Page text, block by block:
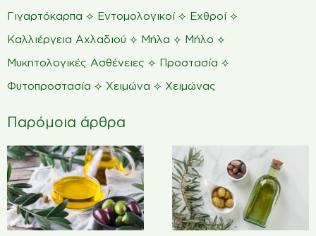
Γιγαρτόκαρπα ⟡ Εντομολογικοί⟡ Εχθροί⟡
Καλλιέργεια Αχλαδιού ⟡ Μήλα ⟡ Μήλο ⟡
Μυκητολογικές Ασθένειες ⟡ Προστασία ⟡
Φυτοπροστασία ⟡ Χειμώνα ⟡ Χειμώνας
Παρόμοια άρθρα